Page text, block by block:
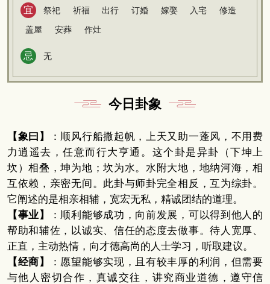
宜 祭祀 祈福 出行 订婚 嫁娶 入宅
修造
盖屋
安葬 作灶
忌 无
今日卦象
【象曰】
：顺风行船撒起帆，上天又助一蓬风，不用费
力逍遥去，任意而行大亨通。这个卦是异卦（下坤上
坎）相叠，坤为地；坎为水。水附大地，地纳河海，相
互依赖，亲密无间。此卦与师卦完全相反，互为综卦。
它阐述的是相亲相辅，宽宏无私，精诚团结的道理。
【事业】
：顺利能够成功，向前发展，可以得到他人的
帮助和辅佐，以诚实、信任的态度去做事。待人宽厚、
正直，主动热情，向才德高尚的人士学习，听取建议。
【经商】
：愿望能够实现，且有较丰厚的利润，但需要
与他人密切合作，真诚交往，讲究商业道德，遵守信